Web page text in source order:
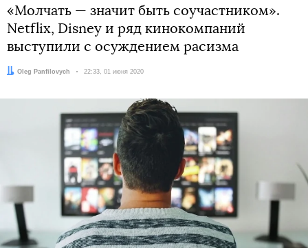
«Молчать — значит быть соучастником».
Netflix, Disney и ряд кинокомпаний
выступили с осуждением расизма
Автор:
Oleg Panfilovych Дата:
22:33, 01 июня 2020